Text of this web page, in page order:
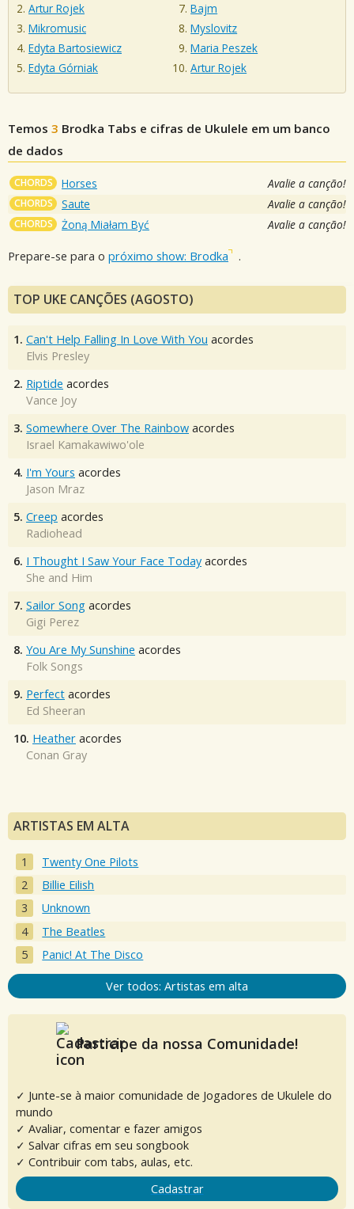
Artur Rojek
Mikromusic
Edyta Bartosiewicz
Edyta Górniak
Bajm
Myslovitz
Maria Peszek
Artur Rojek
Temos 3 Brodka Tabs e cifras de Ukulele em um banco
de dados
CHORDS Horses Avalie a canção!
CHORDS Saute Avalie a canção!
CHORDS Żoną Miałam Być Avalie a canção!
Prepare-se para o próximo show: Brodka .
TOP UKE CANÇÕES (AGOSTO)
1. Can't Help Falling In Love With You acordes
Elvis Presley
2. Riptide acordes
Vance Joy
3. Somewhere Over The Rainbow acordes
Israel Kamakawiwo'ole
4. I'm Yours acordes
Jason Mraz
5. Creep acordes
Radiohead
6. I Thought I Saw Your Face Today acordes
She and Him
7. Sailor Song acordes
Gigi Perez
8. You Are My Sunshine acordes
Folk Songs
9. Perfect acordes
Ed Sheeran
10. Heather acordes
Conan Gray
ARTISTAS EM ALTA
Twenty One Pilots
Billie Eilish
Unknown
The Beatles
Panic! At The Disco
Ver todos: Artistas em alta
Participe da nossa Comunidade!
✓ Junte-se à maior comunidade de Jogadores de Ukulele do
mundo
✓ Avaliar, comentar e fazer amigos
✓ Salvar cifras em seu songbook
✓ Contribuir com tabs, aulas, etc.
Cadastrar